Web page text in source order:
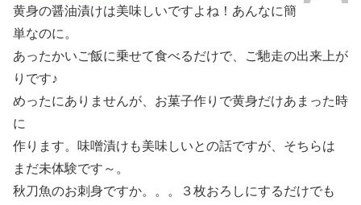
黄身の醤油漬けは美味しいですよね！あんなに簡
単なのに。
あったかいご飯に乗せて食べるだけで、ご馳走の出来上が
りです♪
めったにありませんが、お菓子作りで黄身だけあまった時
に
作ります。味噌漬けも美味しいとの話ですが、そちらは
まだ未体験です～。
秋刀魚のお刺身ですか。。。３枚おろしにするだけでも